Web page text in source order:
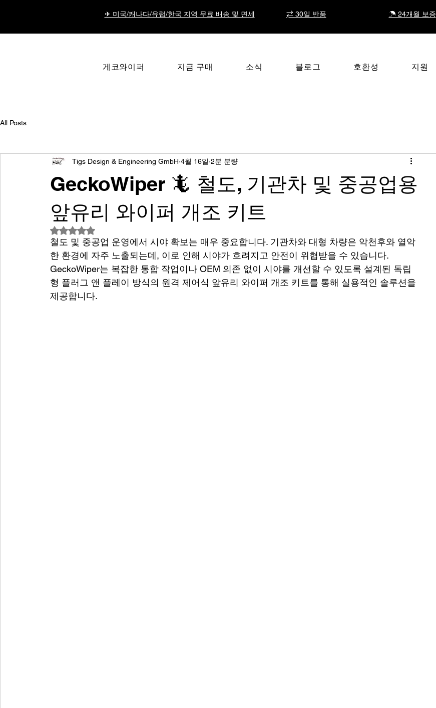
✈ 미국/캐나다/유럽/한국 지역 무료 배송 및 면세 ⇄ 30일 반품 ☂ 24개월 보증
게코와이퍼 지금 구매 소식 블로그 호환성 지원
All Posts
GeckoWiper 🦎 철도, 기관차 및 중공업용
앞유리 와이퍼 개조 키트
Tigs Design & Engineering GmbH 4월 16일 2분 분량
별점 5점 중 NaN점을 주었습니다.
철도 및 중공업 운영에서 시야 확보는 매우 중요합니다. 기관차와 대형 차량은 악천후와 열악
한 환경에 자주 노출되는데, 이로 인해 시야가 흐려지고 안전이 위협받을 수 있습니다.
GeckoWiper는 복잡한 통합 작업이나 OEM 의존 없이 시야를 개선할 수 있도록 설계된 독립
형 플러그 앤 플레이 방식의 원격 제어식 앞유리 와이퍼 개조 키트를 통해 실용적인 솔루션을
제공합니다.